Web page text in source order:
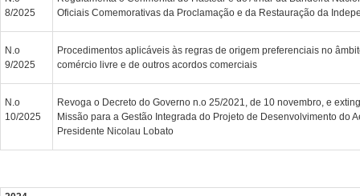
8/2025
Oficiais Comemorativas da Proclamação e da Restauração da
N.o
9/2025
Procedimentos aplicáveis às regras de origem preferenciais no
comércio livre e de outros acordos comerciais
N.o
10/2025
Revoga o Decreto do Governo n.o 25/2021, de 10 novembro, e
Missão para a Gestão Integrada do Projeto de Desenvolvimento do
Presidente Nicolau Lobato